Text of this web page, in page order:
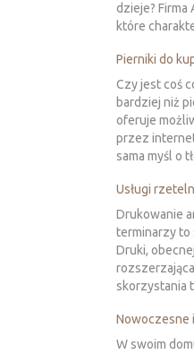
dzieje? Firma
które
Pierniki do
Czy jest coś
bardziej niż
oferuje
przez
sama myśl o
Usługi
Drukowanie
terminarzy to
Druki,
skorzystania
Nowoczesne
W swoim